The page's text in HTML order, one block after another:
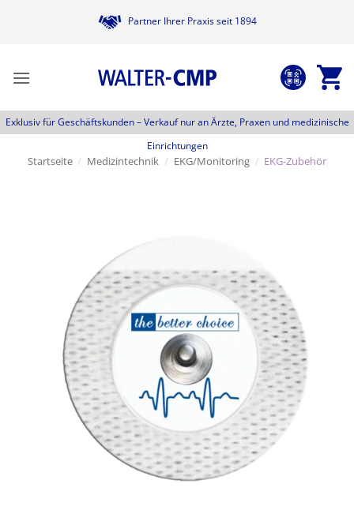
Partner Ihrer Praxis seit 1894
Exklusiv für Geschäftskunden –Verkauf nur an Ärzte, Praxen und medizinische
Einrichtungen
Startseite / Medizintechnik / EKG/Monitoring / EKG-Zubehör